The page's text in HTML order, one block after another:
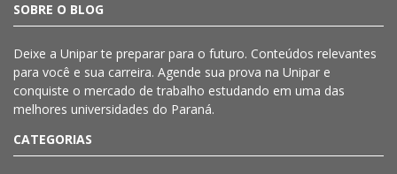
SOBRE O BLOG
Deixe a Uniparte preparar para o futuro. Conteúdos relevantes
para você e sua carreira. Agende sua prova na Unipar e
conquiste o mercado de trabalho estudando em uma das
melhores universidades do Paraná.
CATEGORIAS